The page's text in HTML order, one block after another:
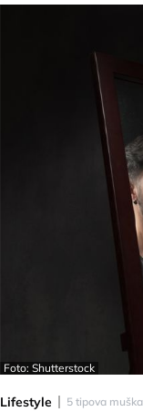
Foto: Shutterstock
Lifestyle 5 tipova